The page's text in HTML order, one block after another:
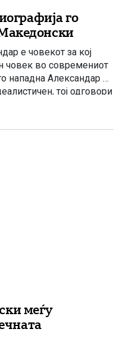
го
е човекот за кој
човек во современиот
нападна Александар на
тој одговори
бездруго бил
(употребувајќи го
меѓу